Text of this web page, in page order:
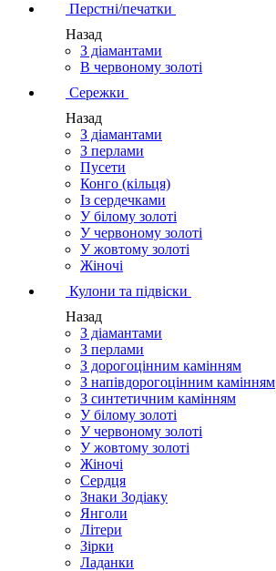
Перстні/печатки
Назад
З діамантами
В червоному золоті
Сережки
Назад
З діамантами
З перлами
Пусети
Конго (кільця)
Із сердечками
У білому золоті
У червоному золоті
У жовтому золоті
Жіночі
Кулони та підвіски
Назад
З діамантами
З перлами
З дорогоцінним камінням
З напівдорогоцінним камінням
З синтетичним камінням
У білому золоті
У червоному золоті
У жовтому золоті
Жіночі
Сердця
Знаки Зодіаку
Янголи
Літери
Зірки
Ладанки